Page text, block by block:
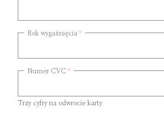
Rok wygaśnięcia
Numer CVC
Trzy cyfry na odwrocie karty